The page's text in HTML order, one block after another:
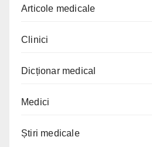
Articole medicale
Clinici
Dicționar medical
Medici
Știri medicale